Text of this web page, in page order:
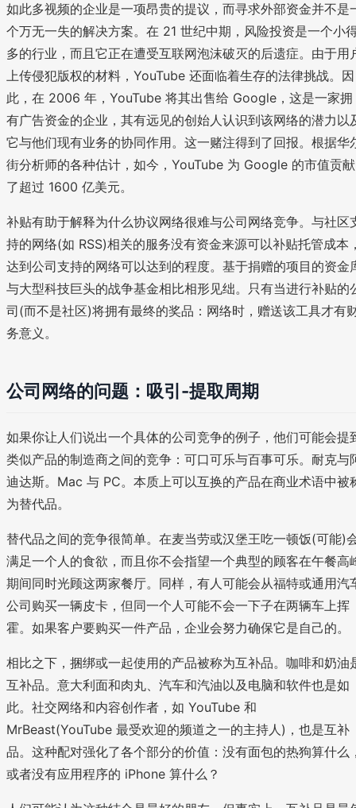
如此多视频的企业是一项昂贵的提议，而寻求外部资金并不是
个万无一失的解决方案。在 21 世纪中期，风险投资是一个小
多的行业，而且它正在遭受互联网泡沫破灭的后遗症。由于用
上传侵犯版权的材料，YouTube 还面临着生存的法律挑战。因
此，在 2006 年，YouTube 将其出售给 Google，这是一家拥
有广告资金的企业，其有远见的创始人认识到该网络的潜力以
它与他们现有业务的协同作用。这一赌注得到了回报。根据华
街分析师的各种估计，如今，YouTube 为 Google 的市值贡献
了超过 1600 亿美元。
补贴有助于解释为什么协议网络很难与公司网络竞争。与社区
持的网络(如 RSS)相关的服务没有资金来源可以补贴托管成本
达到公司支持的网络可以达到的程度。基于捐赠的项目的资金
与大型科技巨头的战争基金相比相形见绌。只有当进行补贴的
司(而不是社区)将拥有最终的奖品：网络时，赠送该工具才有
务意义。
公司网络的问题：吸引-提取周期
如果你让人们说出一个具体的公司竞争的例子，他们可能会提
类似产品的制造商之间的竞争：可口可乐与百事可乐。耐克与
迪达斯。Mac 与 PC。本质上可以互换的产品在商业术语中被
为替代品。
替代品之间的竞争很简单。在麦当劳或汉堡王吃一顿饭(可能)
满足一个人的食欲，而且你不会指望一个典型的顾客在午餐高
期间同时光顾这两家餐厅。同样，有人可能会从福特或通用汽
公司购买一辆皮卡，但同一个人可能不会一下子在两辆车上挥
霍。如果客户要购买一件产品，企业会努力确保它是自己的。
相比之下，捆绑或一起使用的产品被称为互补品。咖啡和奶油
互补品。意大利面和肉丸、汽车和汽油以及电脑和软件也是如
此。社交网络和内容创作者，如 YouTube 和
MrBeast(YouTube 最受欢迎的频道之一的主持人)，也是互补
品。这种配对强化了各个部分的价值：没有面包的热狗算什么
或者没有应用程序的 iPhone 算什么？